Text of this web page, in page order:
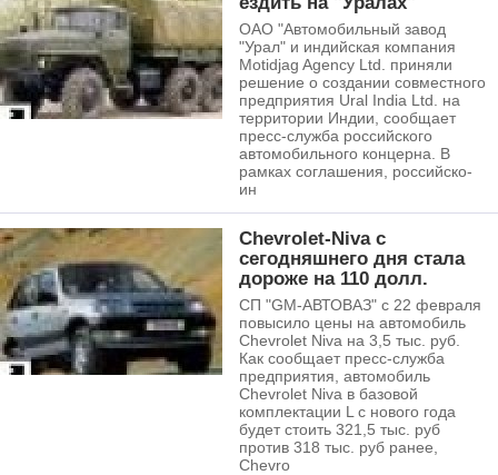
ОАО "Автомобильный завод
"Урал" и индийская компания
Motidjag Agency Ltd. приняли
решение о создании совместного
предприятия Ural India Ltd. на
территории Индии, сообщает
пресс-служба российского
автомобильного концерна. В
рамках соглашения, российско-
ин
Chevrolet-Niva с
сегодняшнего дня стала
дороже на 110 долл.
СП "GM-АВТОВАЗ" с 22 февраля
повысило цены на автомобиль
Chevrolet Niva на 3,5 тыс. руб.
Как сообщает пресс-служба
предприятия, автомобиль
Chevrolet Niva в базовой
комплектации L с нового года
будет стоить 321,5 тыс. руб
против 318 тыс. руб ранее,
Chevro